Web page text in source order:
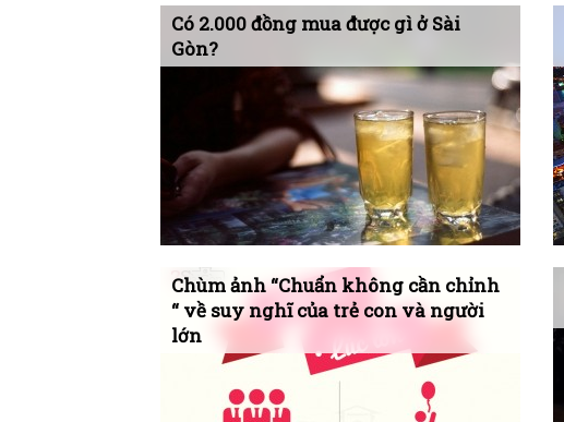
Có 2.000 đồng mua được gì ở Sài
Gòn?
Chùm ảnh “Chuẩn không cần chỉnh
“ về suy nghĩ của trẻ con và người
lớn